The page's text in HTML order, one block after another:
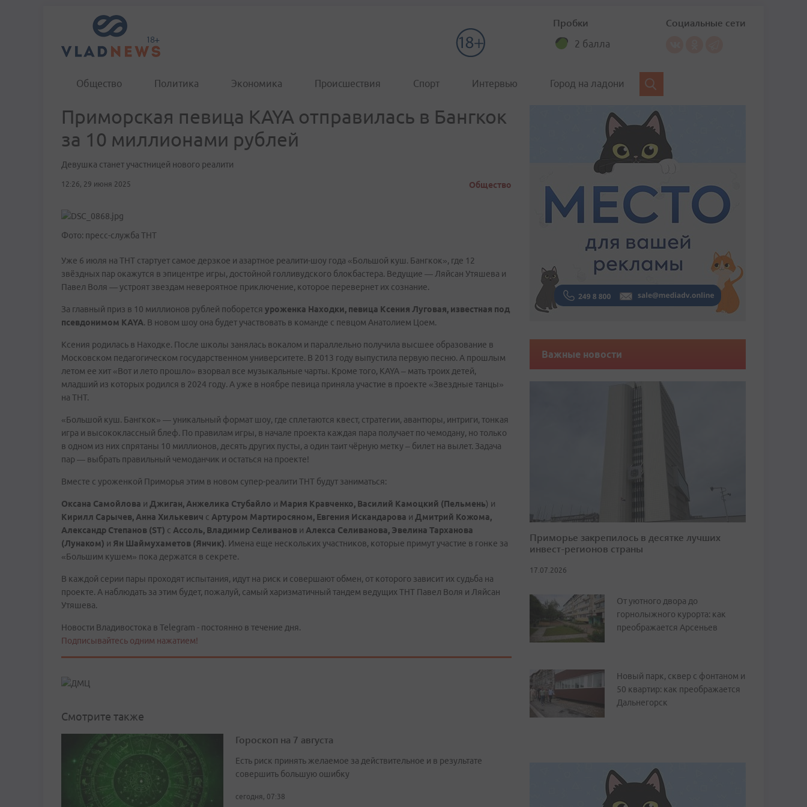
Пробки
2 балла
Социальные сети
Общество Политика Экономика Происшествия Спорт Интервью Город на ладони
Приморская певица KAYA отправилась в Бангкок
за 10 миллионами рублей
Девушка станет участницей нового реалити
12:26, 29 июня 2025 Общество
Фото: пресс-служба ТНТ
Уже 6 июля на ТНТ стартует самое дерзкое и азартное реалити-шоу года «Большой куш. Бангкок», где 12
звёздных пар окажутся в эпицентре игры, достойной голливудского блокбастера. Ведущие — Ляйсан Утяшева и
Павел Воля — устроят звездам невероятное приключение, которое перевернет их сознание.
За главный приз в 10 миллионов рублей поборется уроженка Находки, певица Ксения Луговая, известная под
псевдонимом KAYA. В новом шоу она будет участвовать в команде с певцом Анатолием Цоем.
Ксения родилась в Находке. После школы занялась вокалом и параллельно получила высшее образование в
Московском педагогическом государственном университете. В 2013 году выпустила первую песню. А прошлым
летом ее хит «Вот и лето прошло» взорвал все музыкальные чарты. Кроме того, KAYA – мать троих детей,
младший из которых родился в 2024 году. А уже в ноябре певица приняла участие в проекте «Звездные танцы»
на ТНТ.
«Большой куш. Бангкок» — уникальный формат шоу, где сплетаются квест, стратегии, авантюры, интриги, тонкая
игра и высококлассный блеф. По правилам игры, в начале проекта каждая пара получает по чемодану, но только
в одном из них спрятаны 10 миллионов, десять других пусты, а один таит чёрную метку – билет на вылет. Задача
пар — выбрать правильный чемоданчик и остаться на проекте!
Вместе с уроженкой Приморья этим в новом супер-реалити ТНТ будут заниматься:
Оксана Самойлова и Джиган, Анжелика Стубайло и Мария Кравченко, Василий Камоцкий (Пельмень) и
Кирилл Сарычев, Анна Хилькевич с Артуром Мартиросяном, Евгения Искандарова и Дмитрий Кожома,
Александр Степанов (ST) с Ассоль, Владимир Селиванов и Алекса Селиванова, Эвелина Тарханова
(Лунаком) и Ян Шаймухаметов (Янчик). Имена еще нескольких участников, которые примут участие в гонке за
«Большим кушем» пока держатся в секрете.
В каждой серии пары проходят испытания, идут на риск и совершают обмен, от которого зависит их судьба на
проекте. А наблюдать за этим будет, пожалуй, самый харизматичный тандем ведущих ТНТ Павел Воля и Ляйсан
Утяшева.
Новости Владивостока в Telegram - постоянно в течение дня.
Подписывайтесь одним нажатием!
Смотрите также
Гороскоп на 7 августа
Есть риск принять желаемое за действительное и в результате
совершить большую ошибку
сегодня, 07:38
Важные новости
Приморье закрепилось в десятке лучших
инвест-регионов страны
17.07.2026
От уютного двора до
горнолыжного курорта: как
преображается Арсеньев
Новый парк, сквер с фонтаном и
50 квартир: как преображается
Дальнегорск